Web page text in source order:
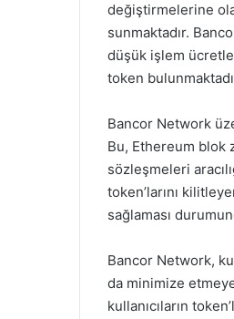
değiştirmelerine
sunmaktadır.
düşük işlem
token
Bancor Network
Bu, Ethereum blok
sözleşmeleri
token’larını
sağlaması
Bancor Network,
da minimize
kullanıcıların